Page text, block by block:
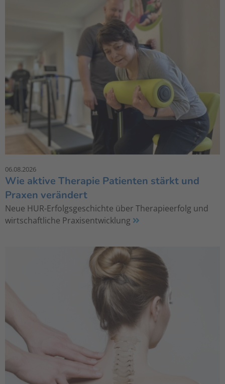
06.08.2026
Wie aktive Therapie Patienten stärkt und
Praxen verändert
Neue HUR-Erfolgsgeschichte über Therapieerfolg und
wirtschaftliche Praxisentwicklung